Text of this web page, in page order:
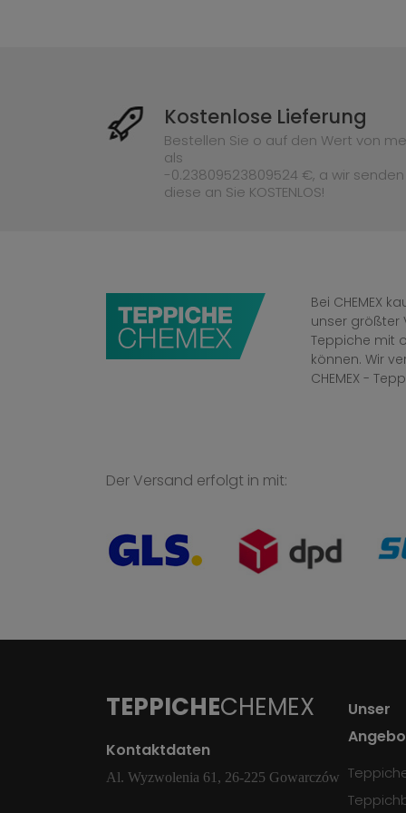
Kostenlose Lieferung
Bestellen Sie o auf den Wert von
als
-0.23809523809524 €, a wir senden
diese an Sie KOSTENLOS!
Bei CHEMEX
unser größter
Teppiche mit
können. Wir
CHEMEX -
Der Versand erfolgt in mit:
TEPPICHECHEMEX
Kontaktdaten
Al. Wyzwolenia 61, 26-225 Gowarczów
Unser